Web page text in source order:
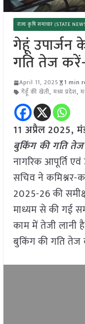
राज्य कृषि समाचार (STATE
गेहूं उपार्जन
गति तेज
April 11, 2025
1 min
गेहूँ की खेती, मध्य प्रदेश,
11 अप्रैल2025,
बुकिंग की गति
नागरिक आपूर्ति
सचिव ने कमिश्नर-
2025-26 की
माध्यम से की गई
काम में तेजी लानी
बुकिंग की गति तेज